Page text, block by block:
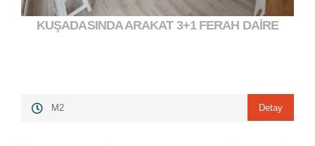
5.000.000,00 ₺">
KUŞADASINDA ARAKAT 3+1 FERAH DAİRE
M2 Detay